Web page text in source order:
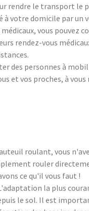
rendre le transport le
à votre domicile par un
vous pouvez
rendez-vous
des personnes à
et vos proches, à
roulant, vous
rouler
ce qu'il vous faut !
la plus
le sol. Il est